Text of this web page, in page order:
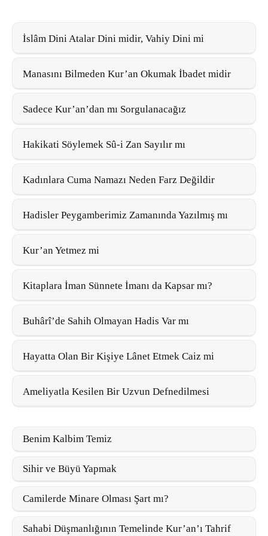
İslâm Dini Atalar Dini midir, Vahiy Dini mi
Manasını Bilmeden Kur’an Okumak İbadet midir
Sadece Kur’an’dan mı Sorgulanacağız
Hakikati Söylemek Sû-i Zan Sayılır mı
Kadınlara Cuma Namazı Neden Farz Değildir
Hadisler Peygamberimiz Zamanında Yazılmış mı
Kur’an Yetmez mi
Kitaplara İman Sünnete İmanı da Kapsar mı?
Buhârî’de Sahih Olmayan Hadis Var mı
Hayatta Olan Bir Kişiye Lânet Etmek Caiz mi
Ameliyatla Kesilen Bir Uzvun Defnedilmesi
Benim Kalbim Temiz
Sihir ve Büyü Yapmak
Camilerde Minare Olması Şart mı?
Sahabi Düşmanlığının Temelinde Kur’an’ı Tahrif